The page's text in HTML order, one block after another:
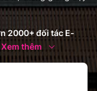
2000+ đối tác E-
Xem thêm